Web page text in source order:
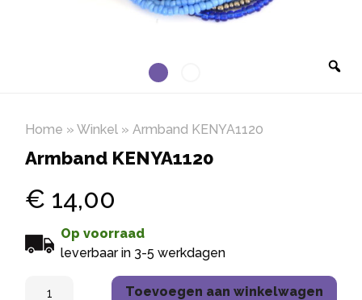
Home » Winkel » Armband KENYA1120
Armband KENYA1120
€ 14,00
Op voorraad
leverbaar in 3-5 werkdagen
Toevoegen aan winkelwagen